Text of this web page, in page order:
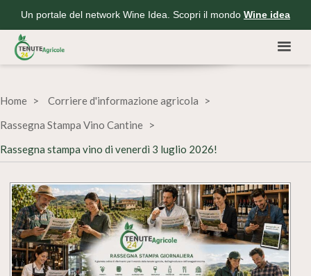
Un portale del network Wine Idea. Scopri il mondo Wine idea
Home
Corriere d'informazione agricola
Rassegna Stampa Vino Cantine
Rassegna stampa vino di venerdì 3 luglio 2026!